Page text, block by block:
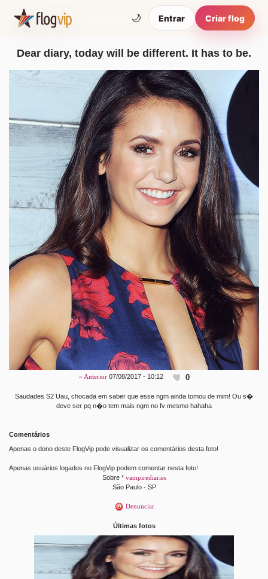
🌙 Entrar Criar flog
Dear diary, today will be different. It has to be.
« Anterior07/08/2017 - 10:12 0
Saudades S2 Uau, chocada em saber que esse ngm ainda tomou de mim! Ou s�
deve ser pq n�o tem mais ngm no fv mesmo hahaha
Comentários
Apenas o dono deste FlogVip pode visualizar os comentários desta foto!
Apenas usuários logados no FlogVip podem comentar nesta foto!
Sobre * vampirediaries
São Paulo - SP
Denunciar
Últimas fotos